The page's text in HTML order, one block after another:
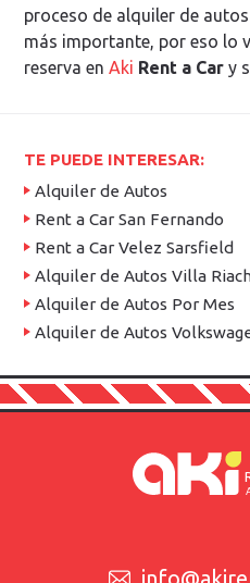
proceso de alquiler de
más importante, por eso lo
reserva enAki Rent a Car y
TE PUEDE INTERESAR:
Alquiler de Autos
Rent a Car San Fernando
Rent a Car Velez Sarsfield
Alquiler de Autos Villa
Alquiler de Autos Por Mes
Alquiler de Autos